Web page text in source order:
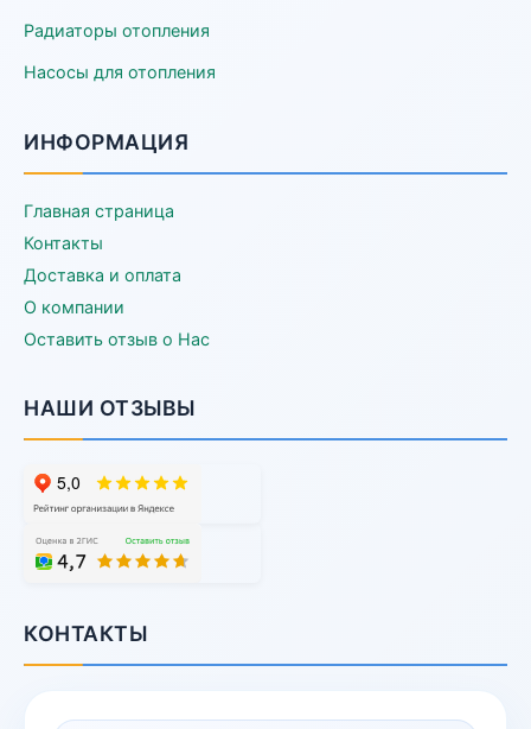
Радиаторы отопления
Насосы для отопления
ИНФОРМАЦИЯ
Главная страница
Контакты
Доставка и оплата
О компании
Оставить отзыв о Нас
НАШИ ОТЗЫВЫ
КОНТАКТЫ